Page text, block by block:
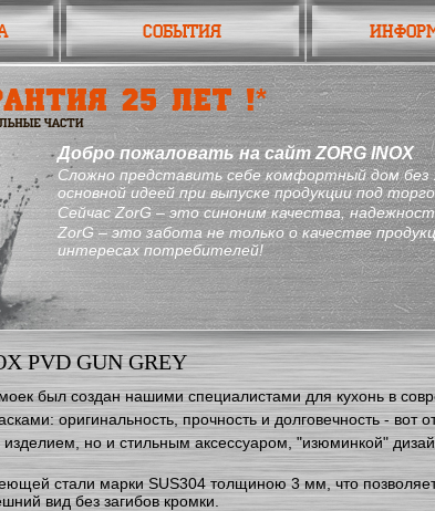
События
Добро пожаловать на сайт ZORG INOX
Сложно представить себе комфортный дом
основной идеей при выпуске продукции под
Сейчас ZorG – это синоним качества,
ZorG – это забота не только о качестве
интересах потребителей!
PVD GUN GREY
был создан нашими специалистами для кухонь в
оригинальность, прочность и долговечность - вот
но и стильным аксессуаром, "изюминкой"
стали марки SUS304 толщиною 3 мм, что
вид без загибов кромки.